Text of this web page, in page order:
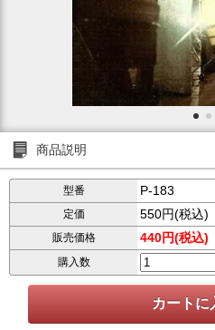
商品説明
型番 P-183
定価 550円(税込)
販売価格 440円(税込)
購入数